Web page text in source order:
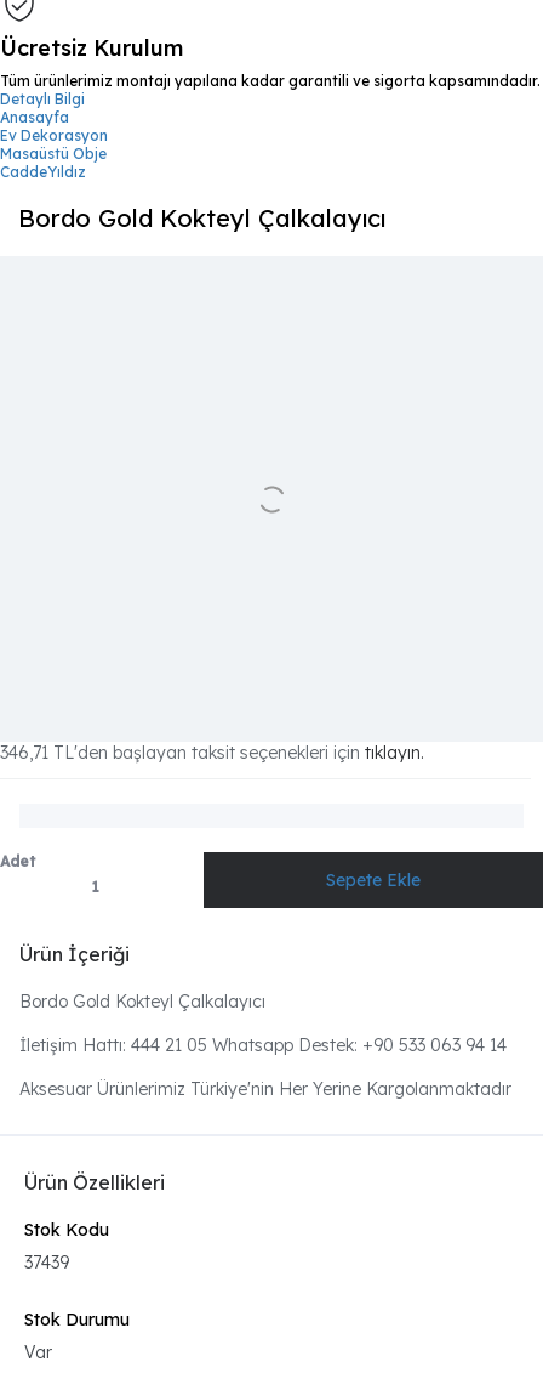
Ücretsiz Kurulum
Tüm ürünlerimiz montajı yapılana kadar garantili ve sigorta kapsamındadır.
Detaylı Bilgi
Anasayfa
Ev Dekorasyon
Masaüstü Obje
CaddeYıldız
Bordo Gold Kokteyl Çalkalayıcı
346,71 TL'den başlayan taksit seçenekleri için tıklayın.
Adet
Ürün İçeriği
Bordo Gold Kokteyl Çalkalayıcı
İletişim Hattı: 444 21 05 Whatsapp Destek: +90 533 063 94 14
Aksesuar Ürünlerimiz Türkiye'nin Her Yerine Kargolanmaktadır
Ürün Özellikleri
Stok Kodu
37439
Stok Durumu
Var